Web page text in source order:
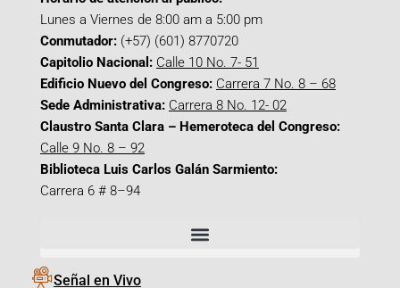
Lunes a Viernes de 8:00 am a 5:00 pm
Conmutador: (+57) (601) 8770720
Capitolio Nacional: Calle 10 No. 7- 51
Edificio Nuevo del Congreso: Carrera 7 No. 8 – 68
Sede Administrativa: Carrera 8 No. 12- 02
Claustro Santa Clara – Hemeroteca del Congreso:
Calle 9 No. 8 – 92
Biblioteca Luis Carlos Galán Sarmiento:
Carrera 6 # 8–94
Señal en Vivo